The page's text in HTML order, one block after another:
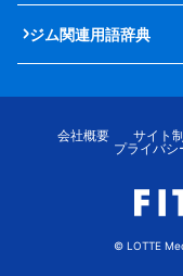
ジム関連用語辞典
会社概要 サイト
プライバシ
© LOTTE